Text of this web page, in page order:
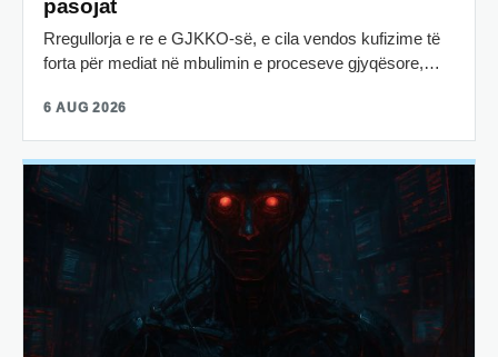
pasojat
Rregullorja e re e GJKKO-së, e cila vendos kufizime të
forta për mediat në mbulimin e proceseve gjyqësore,…
6 AUG 2026